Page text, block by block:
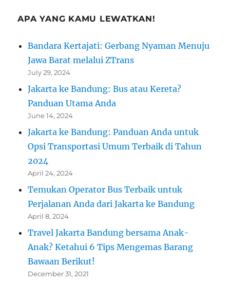
APA YANG KAMU LEWATKAN!
Bandara Kertajati: Gerbang Nyaman Menuju
Jawa Barat melalui ZTrans
July 29, 2024
Jakarta ke Bandung: Bus atau Kereta?
Panduan Utama Anda
June 14, 2024
Jakarta ke Bandung: Panduan Anda untuk
Opsi Transportasi Umum Terbaik di Tahun
2024
April 24, 2024
Temukan Operator Bus Terbaik untuk
Perjalanan Anda dari Jakarta ke Bandung
April 8, 2024
Travel Jakarta Bandung bersama Anak-
Anak? Ketahui 6 Tips Mengemas Barang
Bawaan Berikut!
December 31, 2021